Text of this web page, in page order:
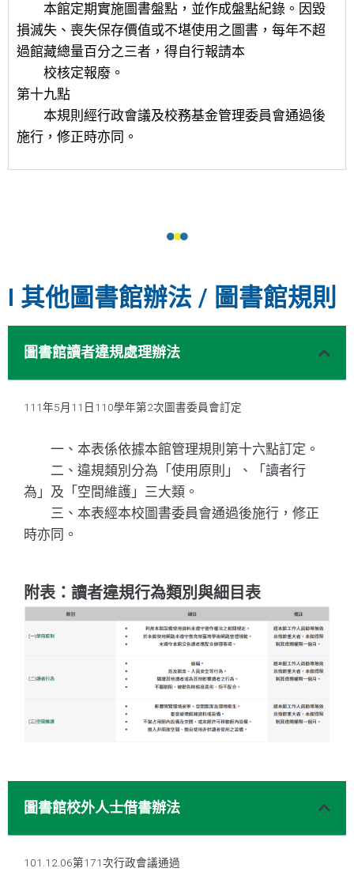
本館定期實施圖書盤點，並作成盤點紀錄。因毀
損滅失、喪失保存價值或不堪使用之圖書，每年不超
過館藏總量百分之三者，得自行報請本
校核定報廢。
第十九點
本規則經行政會議及校務基金管理委員會通過後
施行，修正時亦同。
I 其他圖書館辦法 / 圖書館規則
圖書館讀者違規處理辦法
111年5月11日110學年第2次圖書委員會訂定
一、本表係依據本館管理規則第十六點訂定。
二、違規類別分為「使用原則」、「讀者行
為」及「空間維護」三大類。
三、本表經本校圖書委員會通過後施行，修正
時亦同。
附表：讀者違規行為類別與細目表
圖書館校外人士借書辦法
101.12.06第171次行政會議通過